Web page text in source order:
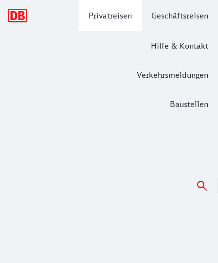
Privatreisen Geschäftsreisen
Hilfe & Kontakt
Verkehrsmeldungen
Baustellen